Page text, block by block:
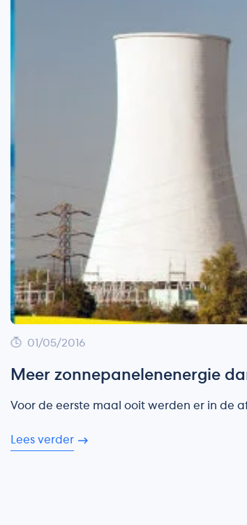
01/05/2016
Meer zonnepanelenenergie
Voor de eerste maal ooit werden er in de
Lees verder